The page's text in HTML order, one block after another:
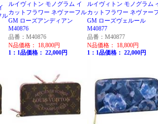
ル
ルイヴィトン モノグラム イ
カットフラワー ネヴァーフル
GM ローズアンディアン
M40876
ルイヴィトン モノグラム
カットフラワー ネヴァー
GM ローズヴェルール
M40877
品番：M40876
N品価格： 18,800円
1：1品価格： 22,000円
品番：M40877
N品価格： 18,800円
1：1品価格： 22,000円